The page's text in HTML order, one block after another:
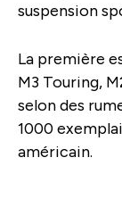
suspension
La première
M3 Touring,
selon des
1000
américain.